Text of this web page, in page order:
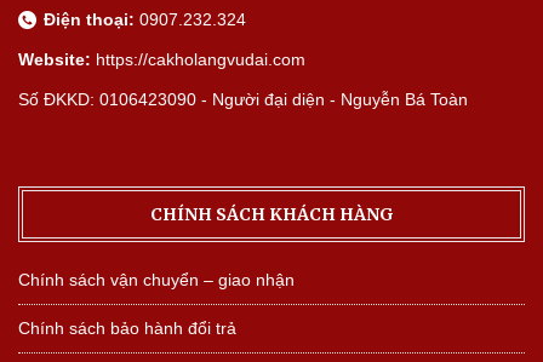
Điện thoại: 0907.232.324
Website: https://cakholangvudai.com
Số ĐKKD: 0106423090 - Người đại diện - Nguyễn Bá Toàn
CHÍNH SÁCH KHÁCH HÀNG
Chính sách vận chuyển – giao nhận
Chính sách bảo hành đổi trả